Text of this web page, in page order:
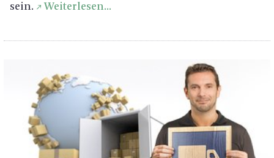
sein.
Wei­ter­le­sen...